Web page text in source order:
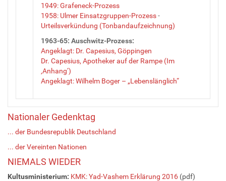
1949: Grafeneck-Prozess
1958: Ulmer Einsatzgruppen-Prozess-
Urteilsverkündung (Tonbandaufzeichnung)
1963-65: Auschwitz-Prozess:
Angeklagt: Dr. Capesius, Göppingen
Dr. Capesius, Apotheker auf der Rampe (Im
‚Anhang‘)
Angeklagt: Wilhelm Boger – „Lebenslänglich“
Nationaler Gedenktag
... der Bundesrepublik Deutschland
... der Vereinten Nationen
NIEMALS WIEDER
Kultusministerium: KMK: Yad-Vashem Erklärung 2016 (pdf)